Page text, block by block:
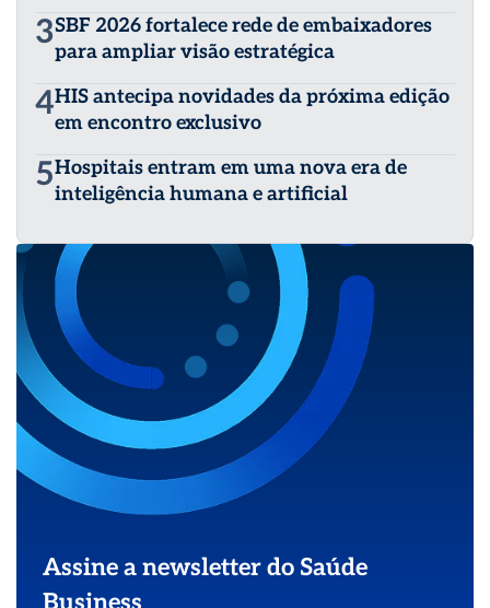
3SBF 2026 fortalece rede de embaixadores
para ampliar visão estratégica
4HIS antecipa novidades da próxima edição
em encontro exclusivo
5Hospitais entram em uma nova era de
inteligência humana e artificial
Assine a newsletter do Saúde
Business